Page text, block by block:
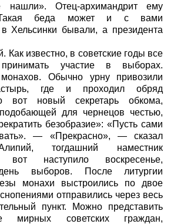
Отец-архимандрит ему
беда может и с вами
Хельсинки бывали, а президента
Как известно, в советские годы все
участие в выборах.
Обычно урну привозили
где и проходил обряд
вот новый секретарь обкома,
для чернецов честью,
безобразие»: «Пусть сами
— «Прекрасно», — сказал
тогдашний наместник
наступило воскресенье,
выборов. После литургии
монахи выстроились по двое
отправились через весь
пункт. Можно представить
мирных советских граждан,